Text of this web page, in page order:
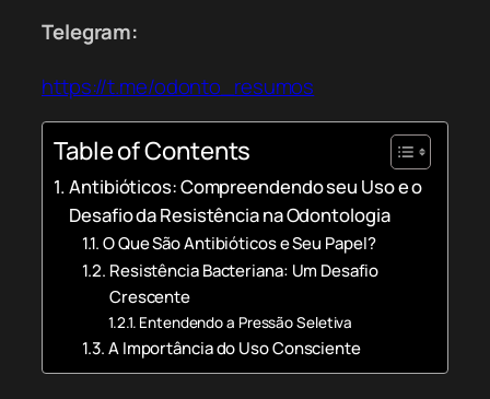
Telegram:
https://t.me/odonto_resumos
Table of Contents
Antibióticos: Compreendendo seu Uso e o
Desafio da Resistência na Odontologia
O Que São Antibióticos e Seu Papel?
Resistência Bacteriana: Um Desafio
Crescente
Entendendo a Pressão Seletiva
A Importância do Uso Consciente